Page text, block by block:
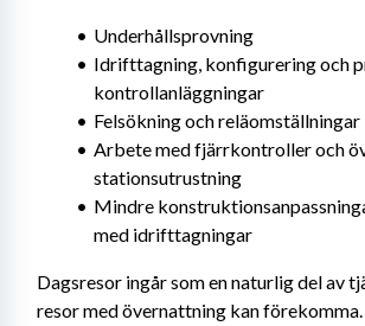
Underhållsprovning
Idrifttagning, konfigurering och
kontrollanläggningar
Felsökning och reläomställningar
Arbete med fjärrkontroller och
stationsutrustning
Mindre
med idrifttagningar
Dagsresor ingår som en naturlig del av
resor med övernattning kan förekomma.